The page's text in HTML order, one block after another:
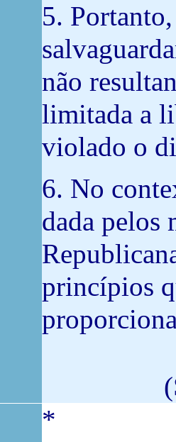
5.
não
limitada a
violado o
6. No
dada pelos
princípios
*